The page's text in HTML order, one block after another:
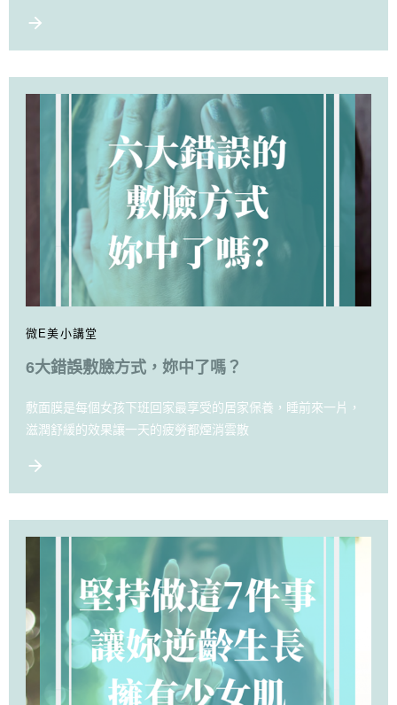
微E美小講堂
6大錯誤敷臉方式，妳中了嗎？
敷面膜是每個女孩下班回家最享受的居家保養，睡前來一片，
滋潤舒緩的效果讓一天的疲勞都煙消雲散